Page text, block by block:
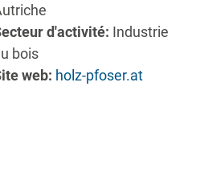
d'activité: Industrie
bois
web: holz-pfoser.at